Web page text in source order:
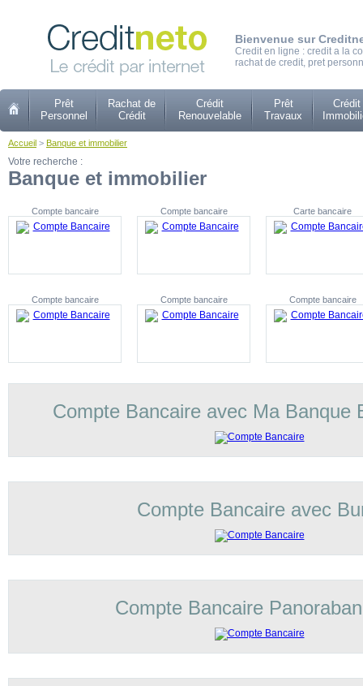
Bienvenue sur
Credit en ligne : credit a la
rachat de credit, pret
Prêt
Personnel
Rachat de
Crédit
Crédit
Renouvelable
Prêt
Travaux
Crédit
Accueil > Banque et immobilier
Votre recherche :
Banque et immobilier
Compte bancaire Compte bancaire Carte bancaire
Compte bancaire Compte bancaire Compte bancaire
Compte Bancaire avec Ma Banque
Compte Bancaire avec
Compte Bancaire